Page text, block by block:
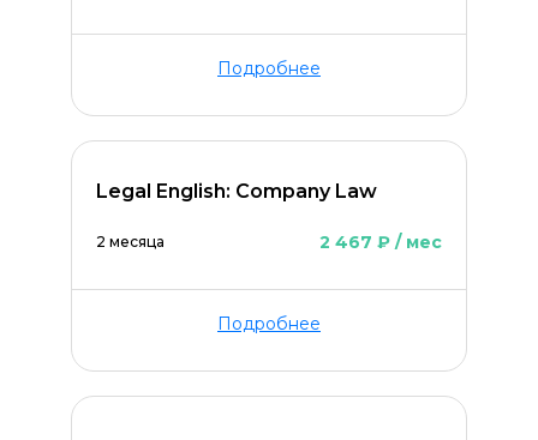
Подробнее
Legal English: Company Law
2 месяца 2 467 ₽ / мес
Подробнее